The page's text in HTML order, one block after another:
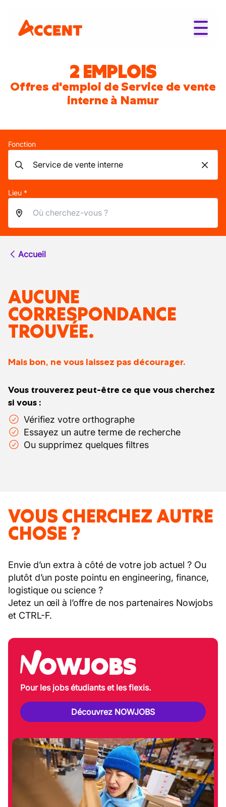
2 EMPLOIS
Offres d'emploi de Service de vente
interne à Namur
Fonction
Lieu *
Accueil
AUCUNE
CORRESPONDANCE
TROUVÉE.
Mais bon, ne vous laissez pas décourager.
Vous trouverez peut-être ce que vous cherchez
si vous :
Vérifiez votre orthographe
Essayez un autre terme de recherche
Ou supprimez quelques filtres
VOUS CHERCHEZ AUTRE
CHOSE ?
Envie d’un extra à côté de votre job actuel ? Ou
plutôt d’un poste pointu en engineering, finance,
logistique ou science ?
Jetez un œil à l’offre de nos partenaires Nowjobs
et CTRL-F.
Pour les jobs étudiants et les flexis.
Découvrez NOWJOBS